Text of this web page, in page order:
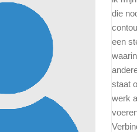
die
een
staat
werk